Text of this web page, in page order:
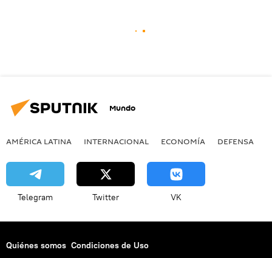
Mundo
AMÉRICA LATINA INTERNACIONAL ECONOMÍA DEFENSA
Telegram Twitter VK
Quiénes somos Condiciones de Uso